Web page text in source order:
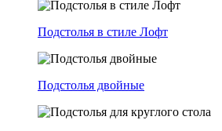
Подстолья в стиле Лофт
Подстолья двойные